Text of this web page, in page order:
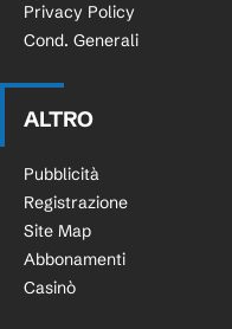
Privacy Policy
Cond. Generali
ALTRO
Pubblicità
Registrazione
Site Map
Abbonamenti
Casinò